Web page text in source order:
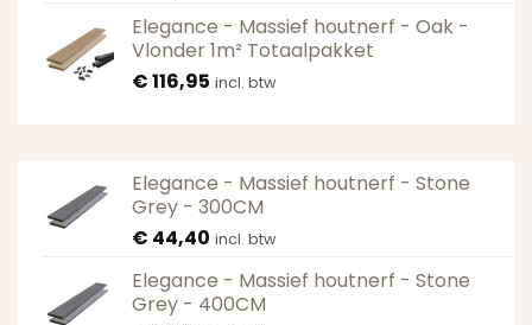
Elegance - Massief houtnerf - Oak -
Vlonder 1m² Totaalpakket
€116,95 incl. btw
Elegance - Massief houtnerf - Stone
Grey - 300CM
€ 44,40 incl. btw
Elegance - Massief houtnerf - Stone
Grey - 400CM